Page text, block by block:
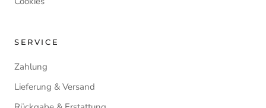
SERVICE
Zahlung
Lieferung & Versand